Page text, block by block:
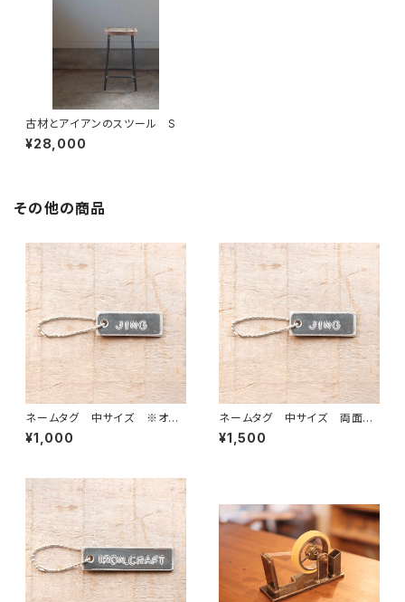
古材とアイアンのスツール S
¥28,000
その他の商品
ネームタグ 中サイズ ※オー
ダー刻印（7文字まで）
¥1,000
ネームタグ 中サイズ 両面打
刻 ※オーダー刻印（7文字ま
で）
¥1,500